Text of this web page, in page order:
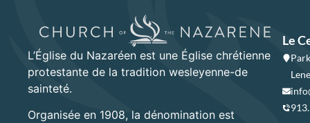
L’Église du Nazaréen est une Église chrétienne
protestante de la tradition wesleyenne-de
sainteté.
Organisée en 1908, la dénomination est
Le